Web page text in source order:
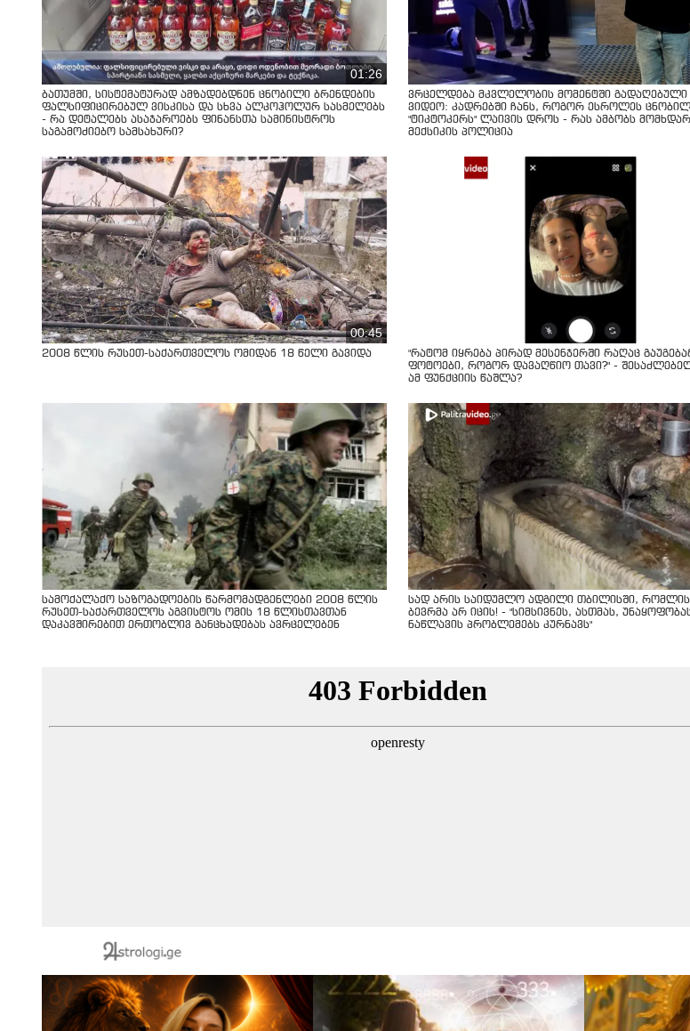
01:26
ბათუმში, სისტემატურად ამზადებდნენ ცნობილი ბრენდების
ფალსიფიცირებულ ვისკისა და სხვა ალკოჰოლურ სასმელებს
- რა დეტალებს ასაჯაროებს ფინანსთა სამინისტროს
საგამოძიებო სამსახური?
ვრცელდება მკვლელობის მომენტში გადაღებული
ვიდეო: კადრებში ჩანს, როგორ ესროლეს ცნობილ
"ტიკტოკერს" ლაივის დროს - რას ამბობს
მექსიკის პოლიცია
00:45
2008 წლის რუსეთ-საქართველოს ომიდან 18 წელი გავიდა
"რატომ იყრება პირად მესენჯერში რაღაც
ფოტოები, როგორ დავაღწიო თავი?" -
ამ ფუნქციის წაშლა?
სამოქალაქო საზოგადოების წარმომადგენლები 2008 წლის
რუსეთ-საქართველოს აგვისტოს ომის 18 წლისთავთან
დაკავშირებით ერთობლივ განცხადებას ავრცელებენ
სად არის საიდუმლო ადგილი თბილისში, რომლის
ბევრმა არ იცის! - "სიმსივნეს, ასთმას,
ნაწლავის პრობლემებს კურნავს"